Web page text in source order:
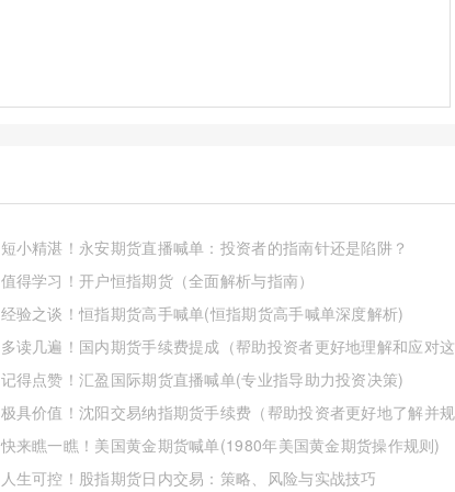
短小精湛！永安期货直播喊单：投资者的指南针还是陷阱？
值得学习！开户恒指期货（全面解析与指南）
经验之谈！恒指期货高手喊单(恒指期货高手喊单深度解析)
多读几遍！国内期货手续费提成（帮助投资者更好地理解和应对这
一成本）
记得点赞！汇盈国际期货直播喊单(专业指导助力投资决策)
极具价值！沈阳交易纳指期货手续费（帮助投资者更好地了解并规
划自己的交易策略）
快来瞧一瞧！美国黄金期货喊单(1980年美国黄金期货操作规则)
人生可控！股指期货日内交易：策略、风险与实战技巧